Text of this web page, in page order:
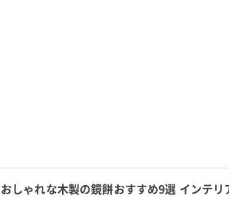
おしゃれな木製の鏡餅おすすめ9選 インテ